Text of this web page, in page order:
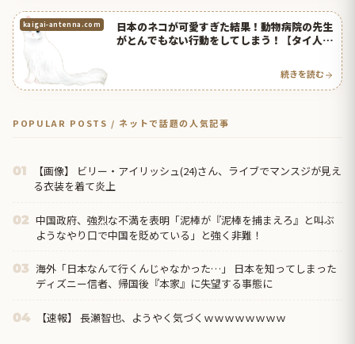
kaigai-antenna.com
日本のネコが可愛すぎた結果！動物病院の先生
がとんでもない行動をしてしまう！【タイ人の
続きを読む
POPULAR POSTS / ネットで話題の人気記事
01
【画像】 ビリー・アイリッシュ(24)さん、ライブでマンスジが見え
る衣装を着て炎上
02 中国政府、強烈な不満を表明「泥棒が『泥棒を捕まえろ』と叫ぶ
ようなやり口で中国を貶めている」と強く非難！
03 海外「日本なんて行くんじゃなかった…」 日本を知ってしまった
ディズニー信者、帰国後『本家』に失望する事態に
04 【速報】 長瀬智也、ようやく気づくｗｗｗｗｗｗｗｗ